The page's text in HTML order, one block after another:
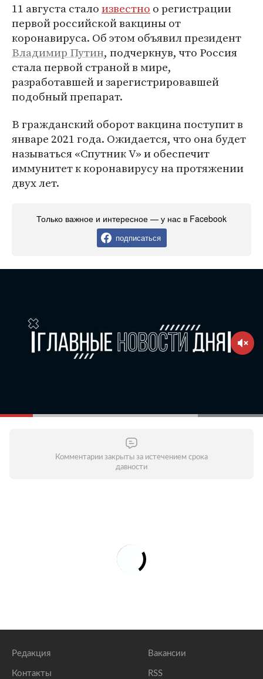
11 августа сталоизвестно о регистрации
первой российской вакцины от
коронавируса. Об этом объявил президент
Владимир Путин, подчеркнув, что Россия
стала первой страной в мире,
разработавшей и зарегистрировавшей
подобный препарат.
В гражданский оборот вакцина поступит в
январе 2021 года. Ожидается, что она будет
называться «Спутник V» и обеспечит
иммунитет к коронавирусу на протяжении
двух лет.
Только важное и интересное — у нас в Facebook
подписаться
Комментарии закрыты за истечением срока
давности
Редакция
Контакты
Вакансии
RSS